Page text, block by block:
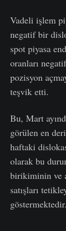
Vadeli işlem
negatif bir
spot piyasa
oranları
pozisyon
teşvik etti.
Bu, Mart
görülen en
haftaki
olarak bu
birikiminin ve
satışları
göstermektedir.